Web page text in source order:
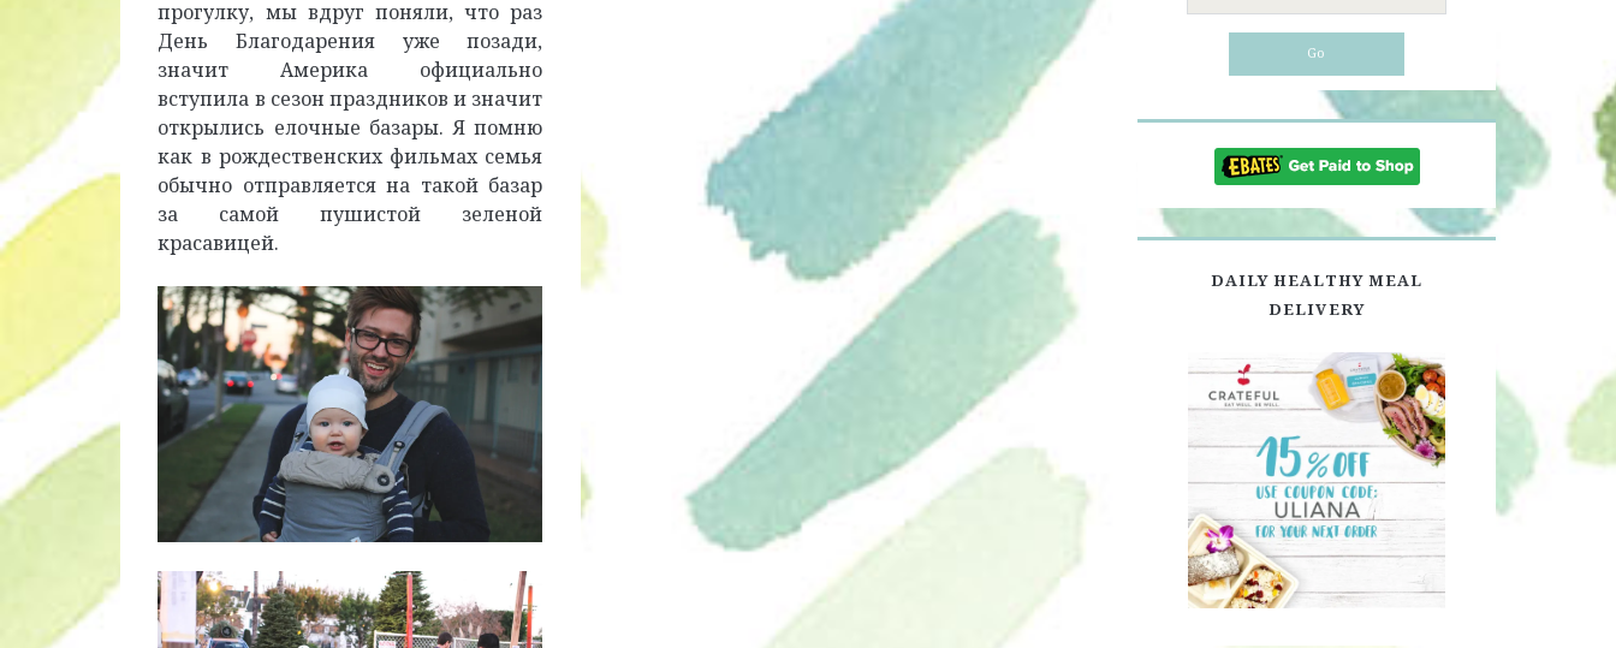
прогулку, мы вдруг поняли, что раз
День Благодарения уже позади,
значит Америка официально
вступила в сезон праздников и значит
открылись елочные базары. Я помню
как в рождественских фильмах семья
обычно отправляется на такой базар
за самой пушистой зеленой
красавицей.
for:
DAILY HEALTHY MEAL
DELIVERY